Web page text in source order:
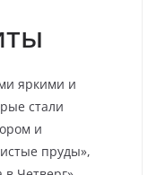
яркими и
стали
и
пруды»,